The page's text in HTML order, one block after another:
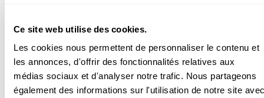
Ce site web utilise des cookies.
Les cookies nous permettent de personnaliser le contenu et
les annonces, d'offrir des fonctionnalités relatives aux
médias sociaux et d'analyser notre trafic. Nous partageons
également des informations sur l'utilisation de notre site
L’unité intérieure
Rien de bien compliqué pour votre artisan : il lui suffit